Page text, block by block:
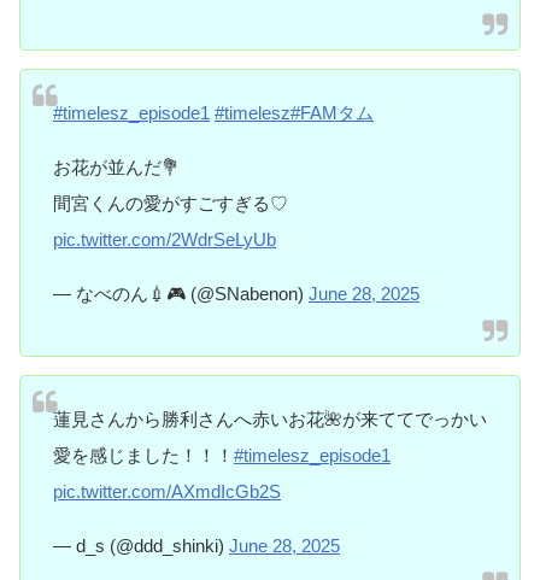
#timelesz_episode1 #timelesz#FAMタム
お花が並んだ💐
間宮くんの愛がすごすぎる♡
pic.twitter.com/2WdrSeLyUb
— なべのん💉🎮 (@SNabenon) June 28, 2025
蓮見さんから勝利さんへ赤いお花🌺が来ててでっかい
愛を感じました！！！ #timelesz_episode1
pic.twitter.com/AXmdIcGb2S
— d_s (@ddd_shinki) June 28, 2025